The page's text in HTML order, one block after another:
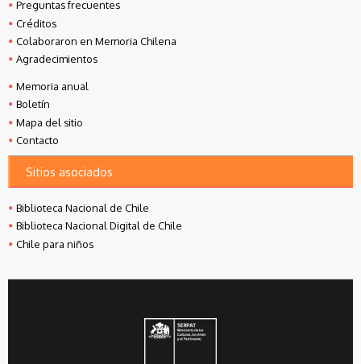
Preguntas frecuentes
Créditos
Colaboraron en Memoria Chilena
Agradecimientos
Memoria anual
Boletín
Mapa del sitio
Contacto
Sitios asociados
Biblioteca Nacional de Chile
Biblioteca Nacional Digital de Chile
Chile para niños